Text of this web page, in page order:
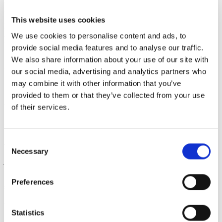
This website uses cookies
We use cookies to personalise content and ads, to
provide social media features and to analyse our traffic.
We also share information about your use of our site with
our social media, advertising and analytics partners who
may combine it with other information that you’ve
provided to them or that they’ve collected from your use
of their services.
Selection
Necessary
Preferences
Statistics
ajal nautida parimat toitu? Top 50 nimekirjas on palju reisimise
väärilisi sihtkohti.
50 parimast restoranist 31 asub Helsingis. Ülejäänud 19 on pärit
mujalt Soomest. Mõned nimekirjas esindatud linnad on järgmised:
Espoo, Inari, Kirkkonummi, Porvoo, Posio, Oulu, Rovaniemi,
Savonlinna, Tampere, Turku ja Vaasa.
Võimalus tõsta esile parimaid
400 valijat hindasid restorane nende kontseptsioonide, teeninduse,
toidu ja joogi kombinatsiooni, atmosfääri ja üldise külaliskogemuse
50 parima nimekirja mõte on tõsta esile restoranid, mis on väga head
selles, mida nad teevad. Teisisõnu, võimalus tunnustada ja tähistada